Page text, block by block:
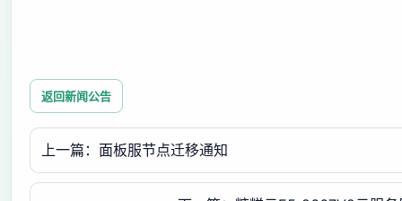
返回新闻公告
上一篇：面板服节点迁移通知